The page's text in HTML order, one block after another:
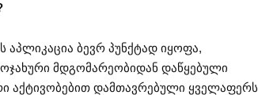
აპლიკაცია ბევრ პუნქტად იყოფა,
მდგომარეობიდან დაწყებული
აქტივობებით დამთავრებული ყველაფერს